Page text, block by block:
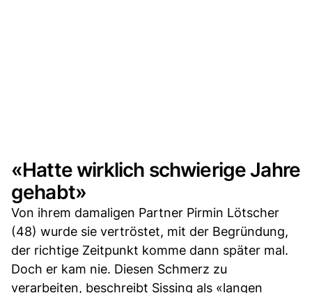
«Hatte wirklich schwierige Jahre
gehabt»
Von ihrem damaligen Partner Pirmin Lötscher
(48) wurde sie vertröstet, mit der Begründung,
der richtige Zeitpunkt komme dann später mal.
Doch er kam nie. Diesen Schmerz zu
verarbeiten, beschreibt Sissing als «langen